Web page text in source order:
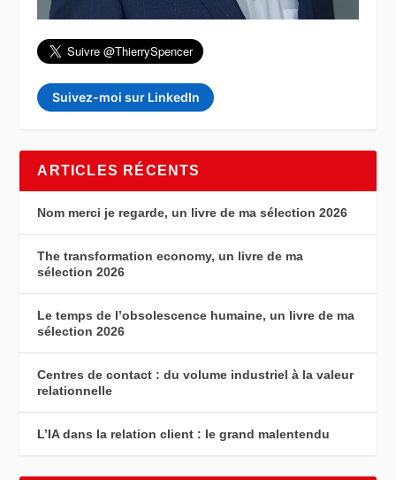
Suivez-moi sur LinkedIn
ARTICLES RÉCENTS
Nom merci je regarde, un livre de ma sélection 2026
The transformation economy, un livre de ma
sélection 2026
Le temps de l’obsolescence humaine, un livre de ma
sélection 2026
Centres de contact : du volume industriel à la valeur
relationnelle
L’IA dans la relation client : le grand malentendu